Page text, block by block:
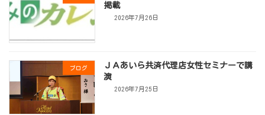
掲載
2026年7月26日
ブログ
ＪＡあいら共済代理店女性セミナーで講
演
2026年7月25日